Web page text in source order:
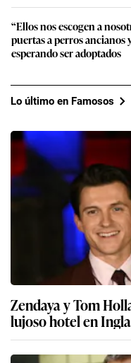
“Ellos nos escogen a
puertas a perros ancianos
esperando ser adoptados
Lo último en Famosos
Zendaya y Tom
lujoso hotel en